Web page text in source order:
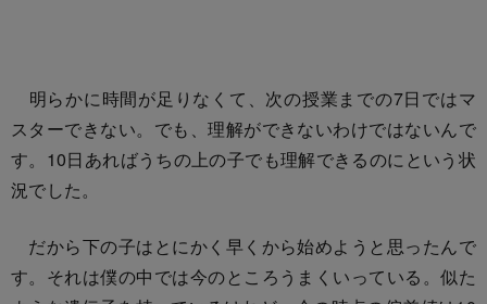
明らかに時間が足りなくて、次の授業までの7日ではマ
スターできない。でも、理解ができないわけではないんで
す。10日あればうちの上の子でも理解できるのにという状
況でした。
だから下の子はとにかく早くから始めようと思ったんで
す。それは僕の中では今のところうまくいっている。似た